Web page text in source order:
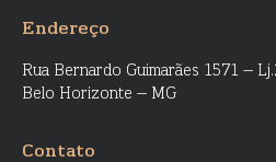
Endereço
Rua Bernardo Guimarães 1571 –
Belo Horizonte – MG
Contato